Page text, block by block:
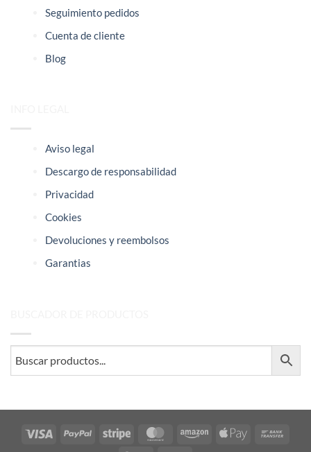
Seguimiento pedidos
Cuenta de cliente
Blog
Aviso legal
Descargo de responsabilidad
Privacidad
Cookies
Devoluciones y reembolsos
Garantias
Visa PayPal Stripe MasterCardAmazonApple